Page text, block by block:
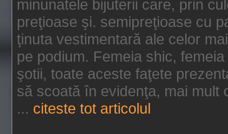
minunatele bijuterii care, prin
preţioase şi. semipreţioase cu
ţinuta vestimentară ale celor
pe podium. Femeia shic,
şotii, toate aceste faţete
să scoată în evidenţa, mai mult
... citeste tot articolul